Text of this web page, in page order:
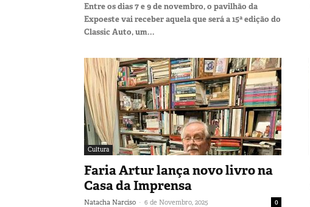
Entre os dias 7 e 9 de novembro, o pavilhão da
Expoeste vai receber aquela que será a 15ª edição do
Classic Auto, um...
Cultura
Faria Artur lança novo livro na
Casa da Imprensa
Natacha Narciso - 6 de Novembro, 2025 0